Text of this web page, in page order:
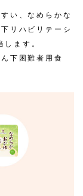
い、なめらかな
リハビリテーシ
ます。
下困難者用食